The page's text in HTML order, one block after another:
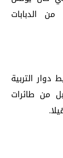
الدبابات
دوار التربية
من طائرات